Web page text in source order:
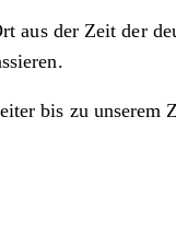
aus der Zeit der
bis zu unserem